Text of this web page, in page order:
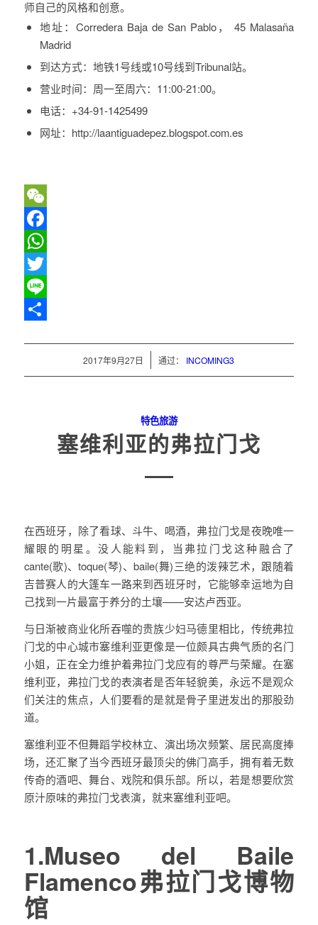
师自己的风格和创意。
地址： Corredera Baja de San Pablo， 45 Malasaña
Madrid
到达方式： 地铁1号线或10号线到Tribunal站。
营业时间： 周一至周六：11:00-21:00。
电话： +34-91-1425499
网址： http://laantiguadepez.blogspot.com.es
WeChat
Facebook
WhatsApp
Twitter
Line
2017年9月27日
/ 通过： INCOMING3
特色旅游
塞维利亚的弗拉门戈
在西班牙，除了看球、斗牛、喝酒，弗拉门戈是夜晚唯一
耀眼的明星。没人能料到，当弗拉门戈这种融合了
cante(歌)、toque(琴)、baile(舞)三绝的泼辣艺术，跟随着
吉普赛人的大篷车一路来到西班牙时，它能够幸运地为自
己找到一片最富于养分的土壤——安达卢西亚。
与日渐被商业化所吞噬的贵族少妇马德里相比，传统弗拉
门戈的中心城市塞维利亚更像是一位颇具古典气质的名门
小姐，正在全力维护着弗拉门戈应有的尊严与荣耀。在塞
维利亚，弗拉门戈的表演者是否年轻貌美，永远不是观众
们关注的焦点，人们要看的是就是骨子里迸发出的那股劲
道。
塞维利亚不但舞蹈学校林立、演出场次频繁、居民高度捧
场，还汇聚了当今西班牙最顶尖的佛门高手，拥有着无数
传奇的酒吧、舞台、戏院和俱乐部。所以，若是想要欣赏
原汁原味的弗拉门戈表演，就来塞维利亚吧。
1.Museo del Baile
Flamenco弗拉门戈博物
馆